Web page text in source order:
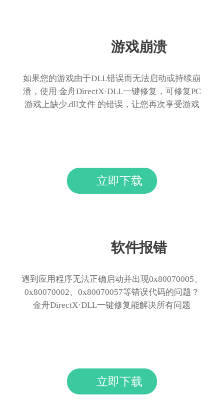
游戏崩溃
如果您的游戏由于DLL错误而无法启动或持续崩
溃，使用 金舟DirectX·DLL一键修复，可修复PC
游戏上缺少.dll文件 的错误，让您再次享受游戏
立即下载
软件报错
遇到应用程序无法正确启动并出现0x80070005、
0x80070002、0x80070057等错误代码的问题？
金舟DirectX·DLL一键修复能解决所有问题
立即下载